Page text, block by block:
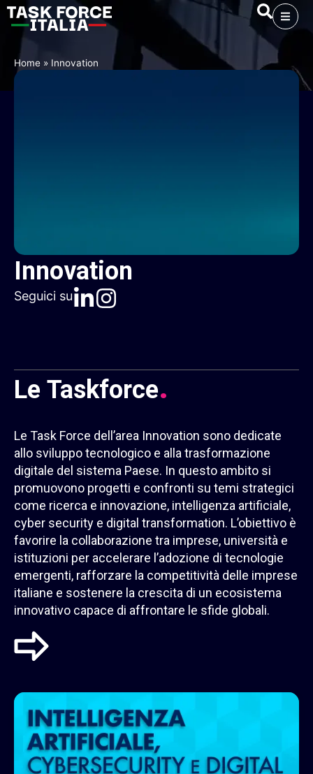
Home » Innovation
Innovation
Seguici su
Le Taskforce.
Le Task Force dell’area Innovation sono dedicate
allo sviluppo tecnologico e alla trasformazione
digitale del sistema Paese. In questo ambito si
promuovono progetti e confronti su temi strategici
come ricerca e innovazione, intelligenza artificiale,
cyber security e digital transformation. L’obiettivo è
favorire la collaborazione tra imprese, università e
istituzioni per accelerare l’adozione di tecnologie
emergenti, rafforzare la competitività delle imprese
italiane e sostenere la crescita di un ecosistema
innovativo capace di affrontare le sfide globali.